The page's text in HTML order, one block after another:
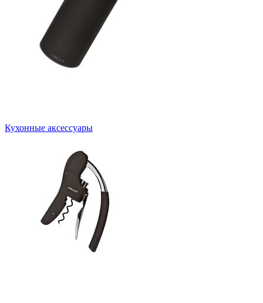
Кухонные аксессуары